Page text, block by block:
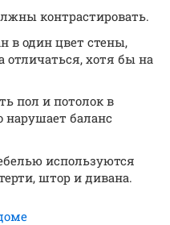
контрастировать.
в один цвет стены,
отличаться, хотя бы на
пол и потолок в
нарушает баланс
используются
штор и дивана.